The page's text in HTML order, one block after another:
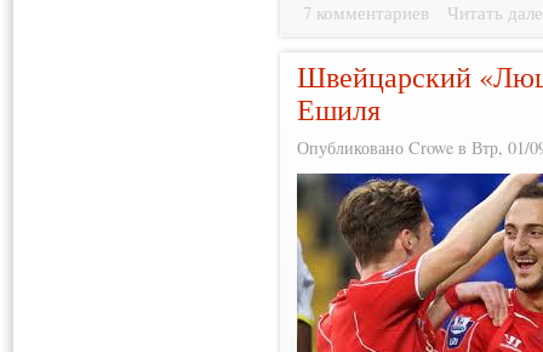
7 комментариев Читать
Швейцарский
Ешиля
Опубликовано Crowe в Втр, 01/